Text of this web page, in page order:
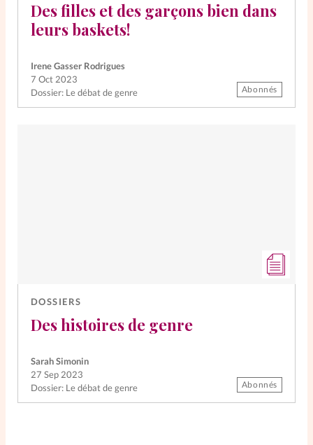
Des filles et des garçons bien dans
leurs baskets!
Dossier: Le débat de genre
Irene Gasser Rodrigues
7 Oct 2023
Abonnés
DOSSIERS
Des histoires de genre
Dossier: Le débat de genre
Sarah Simonin
27 Sep 2023
Abonnés